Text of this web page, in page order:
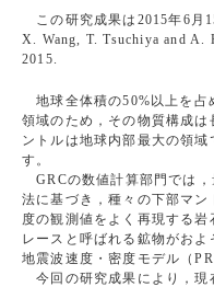
この研究成果は2015年6月
X. Wang, T. Tsuchiya and
2015.
地球全体積の50%以上を占
領域のため，その物質構成
ントルは地球内部最大の領
す。
GRCの数値計算部門では，
法に基づき，種々の下部マ
度の観測値をよく再現する
レースと呼ばれる鉱物がお
地震波速度・密度モデル（
今回の研究成果により，現